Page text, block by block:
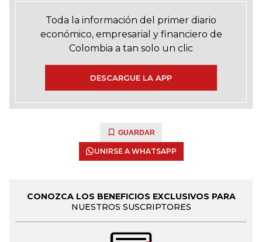
Toda la información del primer diario
económico, empresarial y financiero de
Colombia a tan solo un clic
DESCARGUE LA APP
GUARDAR
UNIRSE A WHATSAPP
CONOZCA LOS BENEFICIOS EXCLUSIVOS PARA
NUESTROS SUSCRIPTORES